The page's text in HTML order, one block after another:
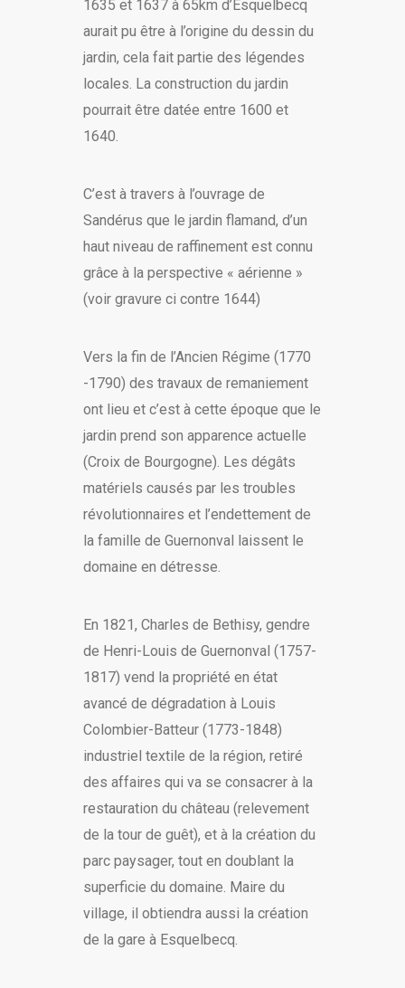
1635 et 1637 à 65km d’Esquelbecq
aurait pu être à l’origine du dessin du
jardin, cela fait partie des légendes
locales. La construction du jardin
pourrait être datée entre 1600 et
1640.
C’est à travers à l’ouvrage de
Sandérus que le jardin flamand, d’un
haut niveau de raffinement est connu
grâce à la perspective « aérienne »
(voir gravure ci contre 1644)
Vers la fin de l’Ancien Régime (1770
-1790) des travaux de remaniement
ont lieu et c’est à cette époque que le
jardin prend son apparence actuelle
(Croix de Bourgogne). Les dégâts
matériels causés par les troubles
révolutionnaires et l’endettement de
la famille de Guernonval laissent le
domaine en détresse.
En 1821, Charles de Bethisy, gendre
de Henri-Louis de Guernonval (1757-
1817) vend la propriété en état
avancé de dégradation à Louis
Colombier-Batteur (1773-1848)
industriel textile de la région, retiré
des affaires qui va se consacrer à la
restauration du château (relevement
de la tour de guêt), et à la création du
parc paysager, tout en doublant la
superficie du domaine. Maire du
village, il obtiendra aussi la création
de la gare à Esquelbecq.